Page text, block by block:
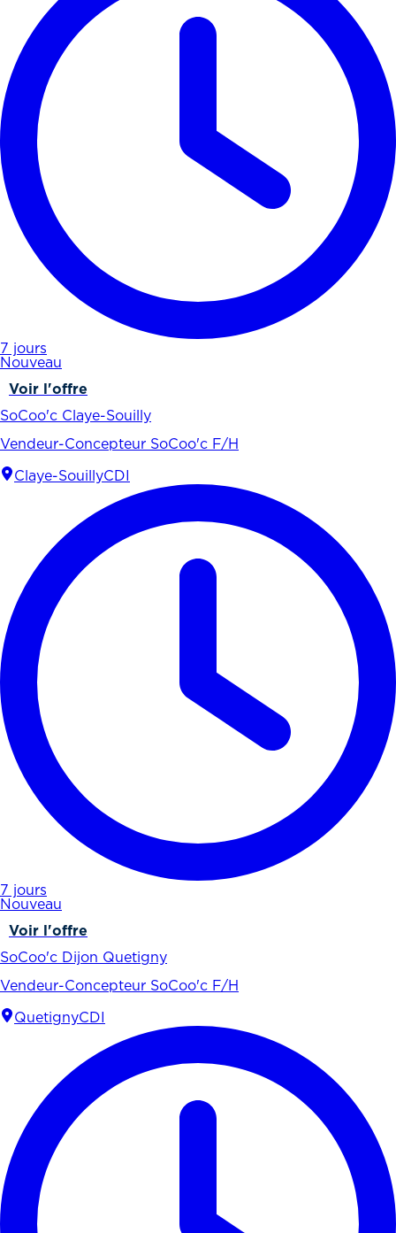
7 jours
Nouveau
Voir l'offre
SoCoo'c Claye-Souilly
Vendeur-Concepteur SoCoo'c F/H
Claye-SouillyCDI
7 jours
Nouveau
Voir l'offre
SoCoo'c Dijon Quetigny
Vendeur-Concepteur SoCoo'c F/H
QuetignyCDI